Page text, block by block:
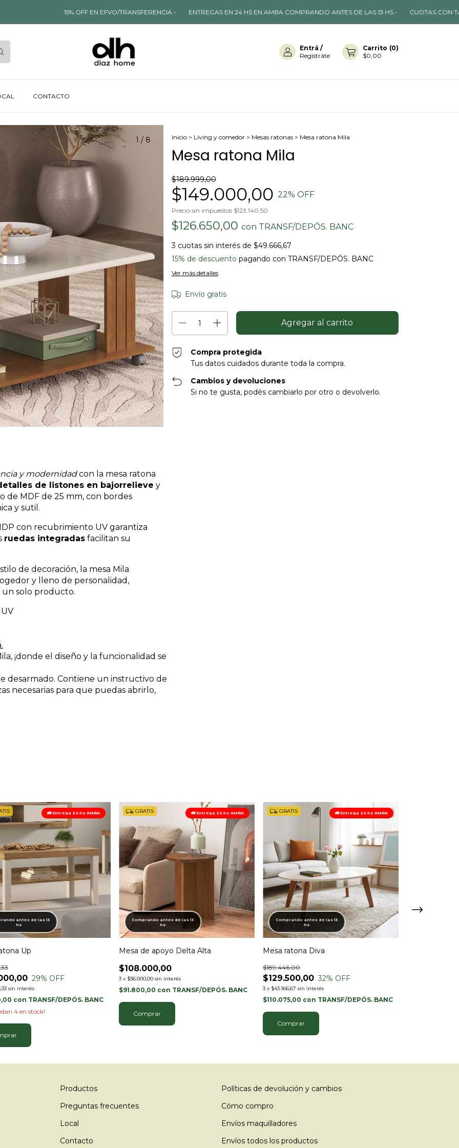
15% OFF EN EFVO/TRANSFERENCIA - ENTREGAS EN 24 HS EN AMBA COMPRANDO ANTES DE LAS 13 HS - CUOTAS CON TARJETA
Entrá /
Registráte
Carrito (0)
$0,00
CONTACTO
1 / 8 Inicio > Living y comedor > Mesas ratonas > Mesa ratona Mila
Mesa ratona Mila
$189.999,00
$149.000,00 22% OFF
Precio sin impuestos $123.140,50
$126.650,00 con TRANSF/DEPÓS. BANC
3 cuotas sin interés de $49.666,67
15% de descuento pagando con TRANSF/DEPÓS. BANC
Ver más detalles
Envío gratis
Compra protegida
Tus datos cuidados durante toda la compra.
Cambios y devoluciones
Si no te gusta, podés cambiarlo por otro o devolverlo.
y modernidadcon la mesa ratona
de listones en bajorrelieve y
de MDF de 25 mm, con bordes
y sutil.
con recubrimiento UV garantiza
ruedas integradas facilitan su
de decoración, la mesa Mila
y lleno de personalidad,
un solo producto.
¡donde el diseño y la funcionalidad se
desarmado. Contiene un instructivo de
necesarias para que puedas abrirlo,
🚛 Entrega 24 hs AMBA
antes de las 13
hs
Up
29% OFF
sin interés
con TRANSF/DEPÓS. BANC
4 en stock!
GRATIS 🚛 Entrega 24 hs AMBA
Comprando antes de las 13
hs
Mesa de apoyo Delta Alta
$108.000,00
3 x $36.000,00 sin interés
$91.800,00 con TRANSF/DEPÓS. BANC
Comprar
GRATIS 🚛 Entrega 24 hs AMBA
Comprando antes de las 13
hs
Mesa ratona Diva
$129.500,00
$189.446,00
32% OFF
3 x $43.166,67 sin interés
$110.075,00 con TRANSF/DEPÓS. BANC
Comprar
Productos
Preguntas frecuentes
Local
Contacto
Políticas de devolución y cambios
Cómo compro
Envíos maquilladores
Envíos todos los productos